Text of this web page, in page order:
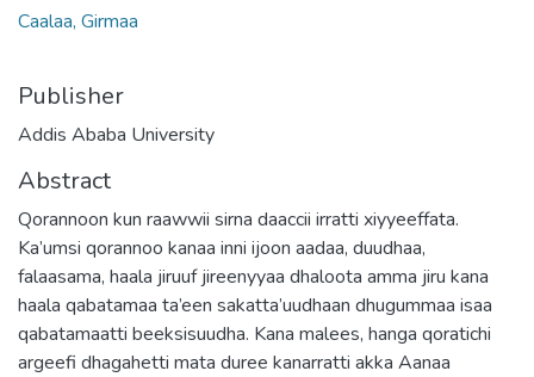
Caalaa, Girmaa
Publisher
Addis Ababa University
Abstract
Qorannoon kun raawwii sirna daaccii irratti xiyyeeffata.
Ka’umsi qorannoo kanaa inni ijoon aadaa, duudhaa,
falaasama, haala jiruuf jireenyyaa dhaloota amma jiru kana
haala qabatamaa ta’een sakatta’uudhaan dhugummaa isaa
qabatamaatti beeksisuudha. Kana malees, hanga qoratichi
argeefi dhagahetti mata duree kanarratti akka Aanaa